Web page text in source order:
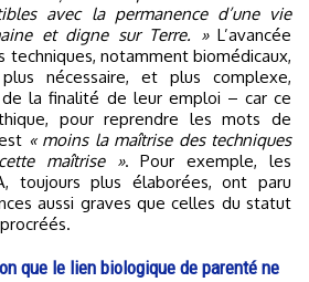
avec la permanence d’une vie
et digne sur Terre. »L’avancée
techniques, notamment biomédicaux,
nécessaire, et plus complexe,
de la finalité de leur emploi – car ce
pour reprendre les mots de
« moins la maîtrise des techniques
maîtrise ». Pour exemple, les
toujours plus élaborées, ont paru
aussi graves que celles du statut
que le lien biologique de parenté ne